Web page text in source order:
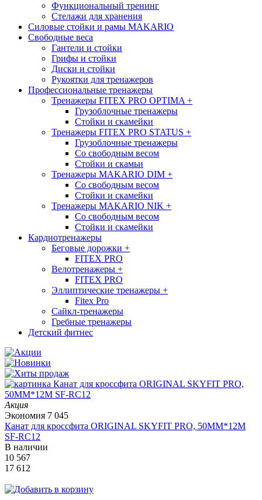
Функциональный тренинг
Стелажи для хранения
Силовые стойки и рамы MAKARIO
Свободные веса
Гантели и стойки
Грифы и стойки
Диски и стойки
Рукоятки для тренажеров
Профессиональные тренажеры
Тренажеры FITEX PRO OPTIMA +
Грузоблочные тренажеры
Стойки и скамейки
Тренажеры FITEX PRO STATUS +
Грузоблочные тренажеры
Со свободным весом
Стойки и скамьи
Тренажеры MAKARIO DIM +
Со свободным весом
Стойки и скамейки
Тренажеры MAKARIO NIK +
Со свободным весом
Стойки и скамейки
Кардиотренажеры
Беговые дорожки +
FITEX PRO
Велотренажеры +
FITEX PRO
Эллиптические тренажеры +
Fitex Pro
Сайкл-тренажеры
Гребные тренажеры
Детский фитнес
Акция
Экономия 7 045
Канат для кроссфита ORIGINAL SKYFIT PRO, 50MM*12M
SF-RС12
В наличии
10 567
17 612